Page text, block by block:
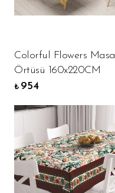
Colorful Flowers Masa
Örtüsü 160x220CM
₺ 954